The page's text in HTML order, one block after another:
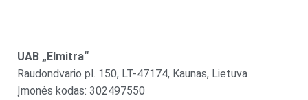
UAB „Elmitra“
Raudondvario pl. 150, LT-47174, Kaunas, Lietuva
Įmonės kodas: 302497550